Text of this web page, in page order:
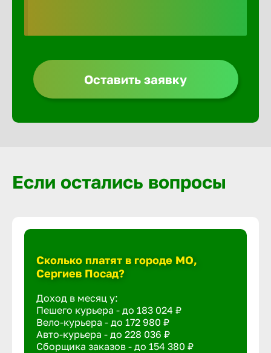
Оставить заявку
Если остались вопросы
Сколько платят в городе МО,
Сергиев Посад?
Доход в месяц у:
Пешего курьера - до 183 024 ₽
Вело-курьера - до 172 980 ₽
Авто-курьера - до 228 036 ₽
Сборщика заказов - до 154 380 ₽